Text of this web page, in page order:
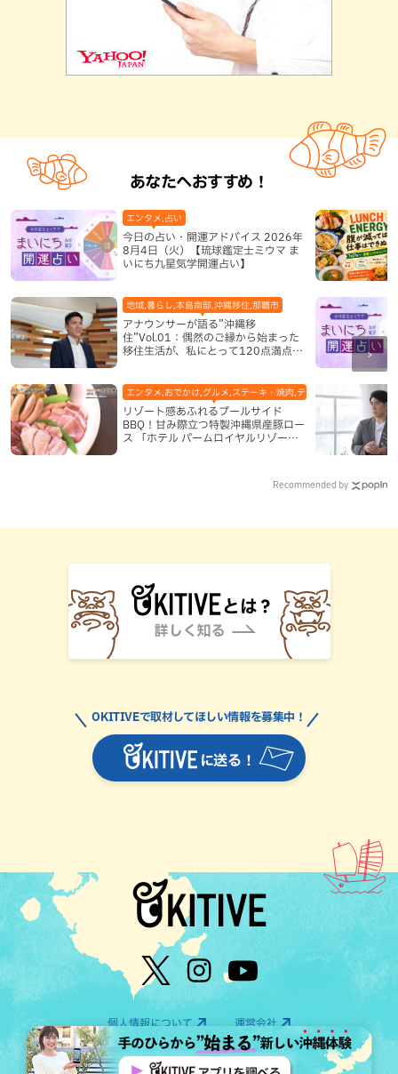
あなたへおすすめ！
今日の占い・開運アドバイス 2026年
8月4日（火）【琉球鑑定士ミウマ ま
いにち九星気学開運占い】
エンタメ,占い
アナウンサーが語る”沖縄移
住”Vol.01：偶然のご縁から始まった
移住生活が、私にとって120点満点に
地域,暮らし,本島南部,沖縄移住,那覇市
リゾート感あふれるプールサイド
BBQ！甘み際立つ特製沖縄県産豚ロー
ス 「ホテル パームロイヤルリゾート
エンタメ,おでかけ,グルメ,ステーキ・焼肉,テレビ,ホテル,地域,本島
Recommended by
に送る！
OKITIVEで取材してほしい情報を募集中！
個人情報について 運営会社
©OTV CO.,LTD All Rights Reserved.